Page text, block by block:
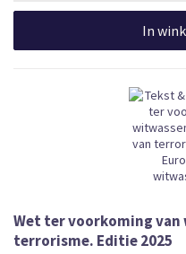
In
Wet ter voorkoming van
terrorisme. Editie 2025